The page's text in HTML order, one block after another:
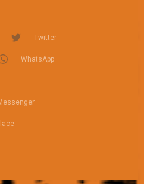
Twitter
WhatsApp